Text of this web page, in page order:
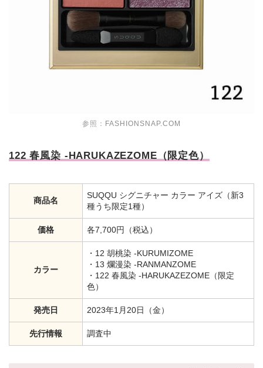
参照： FASHIONSNAP.COM
122 春風染 -HARUKAZEZOME（限定色）
商品名
SUQQU シグニチャー カラー アイズ（新3
種うち限定1種）
価格 各7,700円（税込）
カラー
・12 胡桃染 -KURUMIZOME
・13 爛漫染 -RANMANZOME
・122 春風染 -HARUKAZEZOME（限定
色）
発売日 2023年1月20日（金）
先行情報 調査中